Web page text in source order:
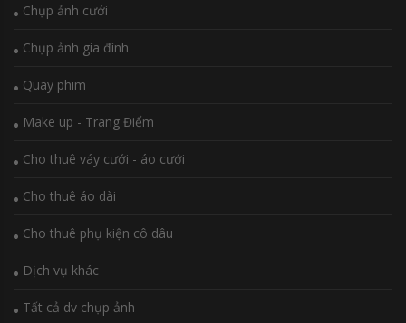
Chụp ảnh cưới
Chụp ảnh gia đình
Quay phim
Make up - Trang Điểm
Cho thuê váy cưới - áo cưới
Cho thuê áo dài
Cho thuê phụ kiện cô dâu
Dịch vụ khác
Tất cả dv chụp ảnh